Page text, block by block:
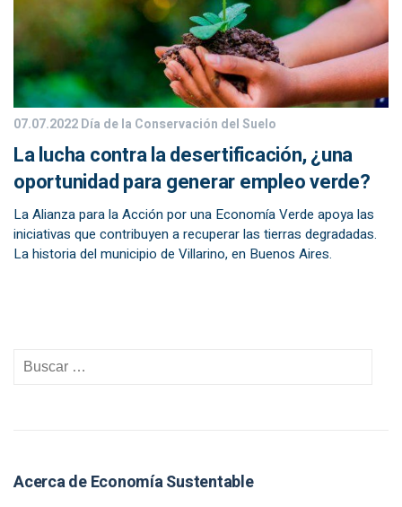
07.07.2022Día de la Conservación del Suelo
La lucha contra la desertificación, ¿una
oportunidad para generar empleo verde?
La Alianza para la Acción por una Economía Verde apoya las
iniciativas que contribuyen a recuperar las tierras degradadas.
La historia del municipio de Villarino, en Buenos Aires.
Acerca de Economía Sustentable